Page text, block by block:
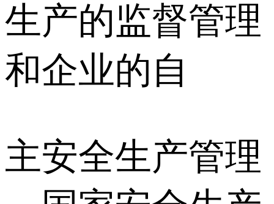
生产的监督管理
和企业的自
主安全生产管理